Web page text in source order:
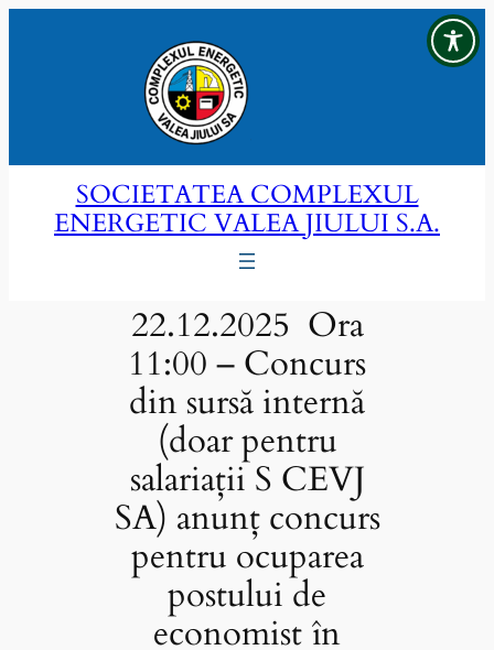
SOCIETATEA COMPLEXUL
ENERGETIC VALEA JIULUI S.A.
22.12.2025 Ora
11:00 – Concurs
din sursă internă
(doar pentru
salariații S CEVJ
SA) anunț concurs
pentru ocuparea
postului de
economist în